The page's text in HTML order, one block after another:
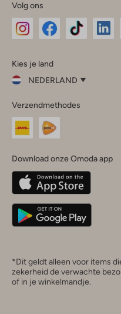
Volg ons
InstagramFacebook
Kies je land
NEDERLAND
je
land
Nederland
Belgique(Français)
Deutschland
Verzendmethodes
Download onze Omoda app
*Dit geldt alleen voor items
zekerheid de verwachte
of in je winkelmandje.